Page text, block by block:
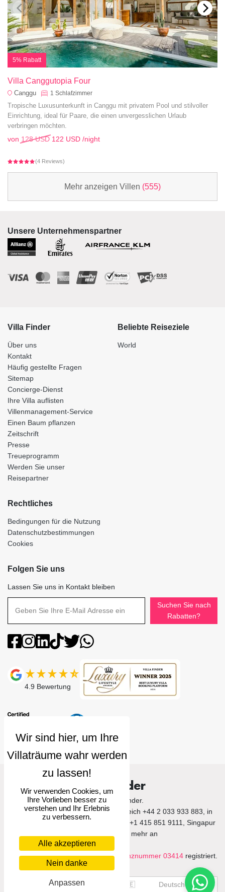
5% Rabatt
Villa Canggutopia Four
Canggu 1 Schlafzimmer
Tropische Luxusunterkunft in Canggu mit privatem Pool und stilvoller
Einrichtung, ideal für Paare, die einen unvergesslichen Urlaub
verbringen möchten.
von 128 USD 122 USD /night
(4 Reviews)
Mehr anzeigen Villen (555)
Unsere Unternehmenspartner
Villa Finder
Über uns
Kontakt
Häufig gestellte Fragen
Sitemap
Concierge-Dienst
Ihre Villa auflisten
Villenmanagement-Service
Einen Baum pflanzen
Zeitschrift
Presse
Treueprogramm
Werden Sie unser
Reisepartner
Beliebte Reiseziele
World
Rechtliches
Bedingungen für die Nutzung
Datenschutzbestimmungen
Cookies
Folgen Sie uns
Lassen Sie uns in Kontakt bleiben
Suchen Sie nach
Rabatten?
4.9 Bewertung
Villa Finder
© 2026 Villa Finder.
Rufen Sie uns im Vereinigten Königreich +44 2 033 933 883, in
den Vereinigten Staaten von Amerika +1 415 851 9111, Singapur
+65 3105 1190 und mehr an
Villa Finder Pte. Ltd. ist unter derLizenznummer 03414 registriert.
USD 🇩🇪 Deutsch
Wir verwenden Cookies, um
Ihre Vorlieben besser zu
verstehen und Ihr Erlebnis
zu verbessern.
Alle akzeptieren
Nein danke
Anpassen